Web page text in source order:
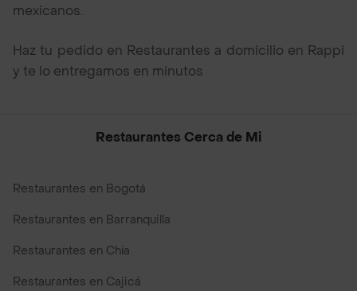
mexicanos.
Haz tu pedido en Restaurantes a domicilio en Rappi
y te lo entregamos en minutos
Restaurantes Cerca de Mi
Restaurantes en Bogotá
Restaurantes en Barranquilla
Restaurantes en Chía
Restaurantes en Cajicá